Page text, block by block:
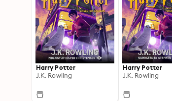
Harry Potter
J.K. Rowling
Harry Potter
J.K. Rowling